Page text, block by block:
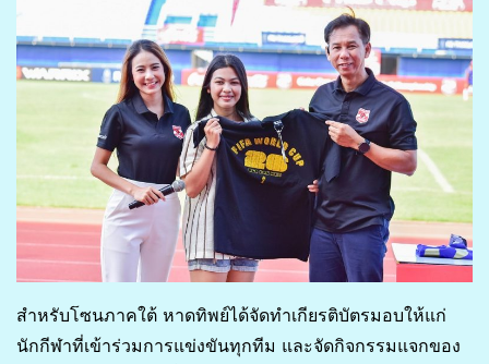
สำหรับโซนภาคใต้ หาดทิพย์ได้จัดทำเกียรติบัตรมอบให้แก่
นักกีฬาที่เข้าร่วมการแข่งขันทุกทีม และจัดกิจกรรมแจกของ